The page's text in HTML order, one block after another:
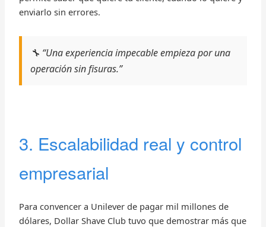
enviarlo sin errores.
🔧 “Una experiencia impecable empieza por una
operación sin fisuras.”
3. Escalabilidad real y control
empresarial
Para convencer a Unilever de pagar mil millones de
dólares, Dollar Shave Club tuvo que demostrar más que